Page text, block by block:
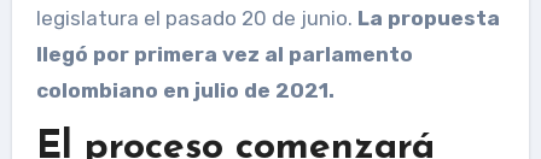
legislatura el pasado 20 de junio. La propuesta
llegó por primera vez al parlamento
colombiano en julio de 2021.
El proceso comenzará